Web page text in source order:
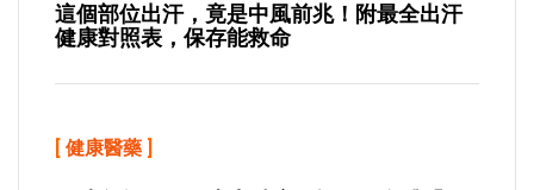
這個部位出汗，竟是中風前兆！附最全出汗
健康對照表，保存能救命
[ 健康醫藥 ]